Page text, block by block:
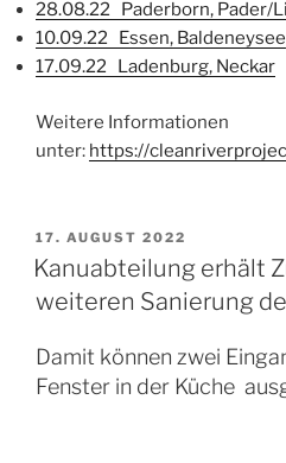
28.08.22 Paderborn, Pader/
10.09.22 Essen, Baldeneysee
17.09.22 Ladenburg, Neckar
Weitere Informationen
unter: https://
VERÖFFENTLICHT
AM
17. AUGUST 2022
Kanuabteilung erhält
weiteren Sanierung
Damit können zwei
Fenster in der Küche